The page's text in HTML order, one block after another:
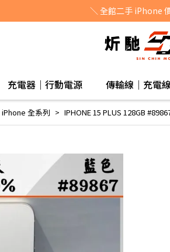
＼ 全館二手 iPhone
充電器｜行動電源 傳輸線｜充電線
iPhone 全系列 IPHONE 15 PLUS 128GB